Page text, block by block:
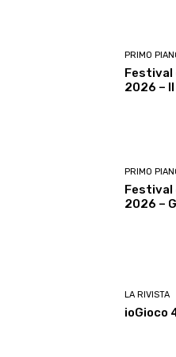
PRIMO
Festival
2026 –
PRIMO
Festival
2026 –
LA RIVISTA
ioGioco